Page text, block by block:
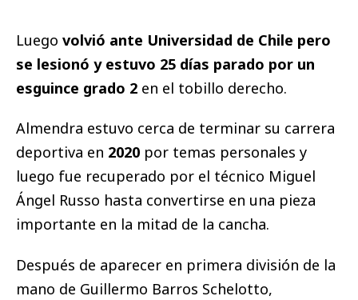
Luego volvió ante Universidad de Chile pero
se lesionó y estuvo 25 días parado por un
esguince grado 2 en el tobillo derecho.
Almendra estuvo cerca de terminar su carrera
deportiva en 2020 por temas personales y
luego fue recuperado por el técnico Miguel
Ángel Russo hasta convertirse en una pieza
importante en la mitad de la cancha.
Después de aparecer en primera división de la
mano de Guillermo Barros Schelotto,